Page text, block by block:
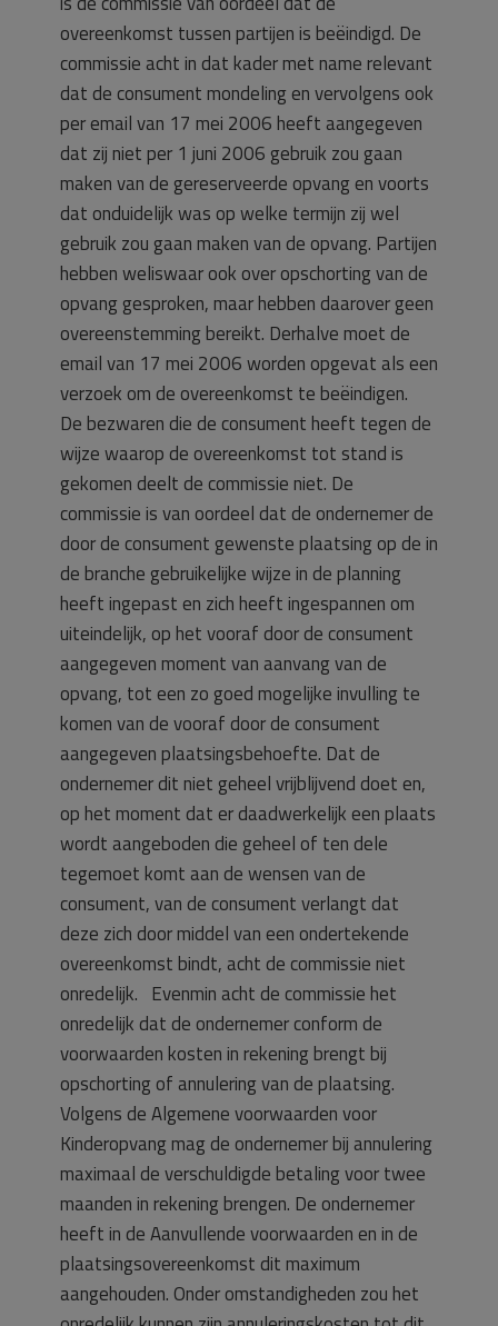
overeenkomst tussen partijen is beëindigd. De
commissie acht in dat kader met name relevant
dat de consument mondeling en vervolgens ook
per email van 17 mei 2006 heeft aangegeven
dat zij niet per 1 juni 2006 gebruik zou gaan
maken van de gereserveerde opvang en voorts
dat onduidelijk was op welke termijn zij wel
gebruik zou gaan maken van de opvang. Partijen
hebben weliswaar ook over opschorting van de
opvang gesproken, maar hebben daarover geen
overeenstemming bereikt. Derhalve moet de
email van 17 mei 2006 worden opgevat als een
verzoek om de overeenkomst te beëindigen.
De bezwaren die de consument heeft tegen de
wijze waarop de overeenkomst tot stand is
gekomen deelt de commissie niet. De
commissie is van oordeel dat de ondernemer de
door de consument gewenste plaatsing op de in
de branche gebruikelijke wijze in de planning
heeft ingepast en zich heeft ingespannen om
uiteindelijk, op het vooraf door de consument
aangegeven moment van aanvang van de
opvang, tot een zo goed mogelijke invulling te
komen van de vooraf door de consument
aangegeven plaatsingsbehoefte. Dat de
ondernemer dit niet geheel vrijblijvend doet en,
op het moment dat er daadwerkelijk een plaats
wordt aangeboden die geheel of ten dele
tegemoet komt aan de wensen van de
consument, van de consument verlangt dat
deze zich door middel van een ondertekende
overeenkomst bindt, acht de commissie niet
onredelijk. Evenmin acht de commissie het
onredelijk dat de ondernemer conform de
voorwaarden kosten in rekening brengt bij
opschorting of annulering van de plaatsing.
Volgens de Algemene voorwaarden voor
Kinderopvang mag de ondernemer bij annulering
maximaal de verschuldigde betaling voor twee
maanden in rekening brengen. De ondernemer
heeft in de Aanvullende voorwaarden en in de
plaatsingsovereenkomst dit maximum
aangehouden. Onder omstandigheden zou het